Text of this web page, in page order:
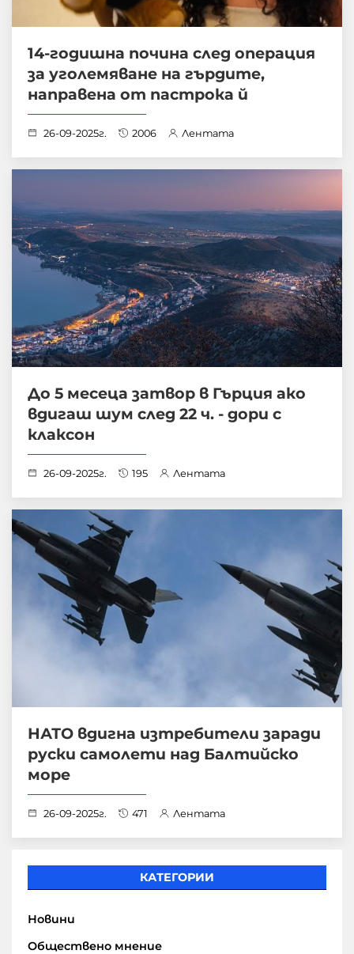
14-годишна почина след операция
за уголемяване на гърдите,
направена от пастрока й
26-09-2025г. 2006 Лентата
До 5 месеца затвор в Гърция ако
вдигаш шум след 22 ч. - дори с
клаксон
26-09-2025г. 195 Лентата
НАТО вдигна изтребители заради
руски самолети над Балтийско
море
26-09-2025г. 471 Лентата
КАТЕГОРИИ
Новини
Обществено мнение